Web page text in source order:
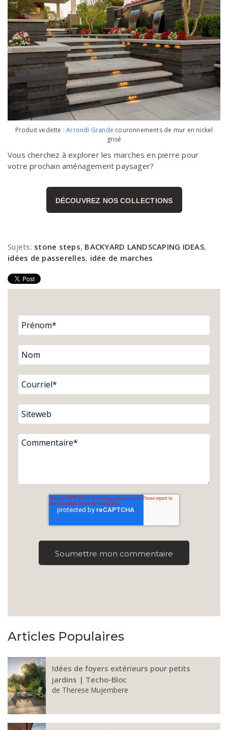
Produit vedette :Arrondi Grande couronnements de mur en nickel
grisé
Vous cherchez à explorer les marches en pierre pour
votre prochain aménagement paysager?
DÉCOUVREZ NOS COLLECTIONS
Sujets: stone steps, BACKYARD LANDSCAPING IDEAS,
idées de passerelles, idée de marches
Articles Populaires
Idées de foyers extérieurs pour petits
jardins | Techo-Bloc
de Therese Mujembere